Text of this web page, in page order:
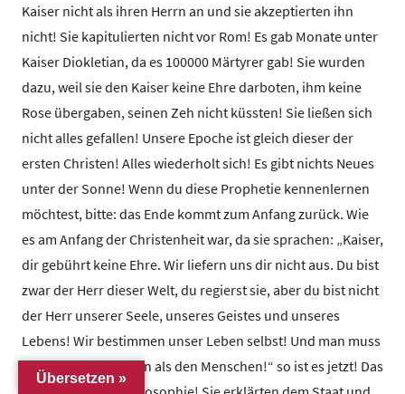
Kaiser nicht als ihren Herrn an und sie akzeptierten ihn
nicht! Sie kapitulierten nicht vor Rom! Es gab Monate unter
Kaiser Diokletian, da es 100000 Märtyrer gab! Sie wurden
dazu, weil sie den Kaiser keine Ehre darboten, ihm keine
Rose übergaben, seinen Zeh nicht küssten! Sie ließen sich
nicht alles gefallen! Unsere Epoche ist gleich dieser der
ersten Christen! Alles wiederholt sich! Es gibt nichts Neues
unter der Sonne! Wenn du diese Prophetie kennenlernen
möchtest, bitte: das Ende kommt zum Anfang zurück. Wie
es am Anfang der Christenheit war, da sie sprachen: „Kaiser,
dir gebührt keine Ehre. Wir liefern uns dir nicht aus. Du bist
zwar der Herr dieser Welt, du regierst sie, aber du bist nicht
der Herr unserer Seele, unseres Geistes und unseres
Lebens! Wir bestimmen unser Leben selbst! Und man muss
Gott mehr gehorchen als den Menschen!“ so ist es jetzt! Das
Übersetzen »